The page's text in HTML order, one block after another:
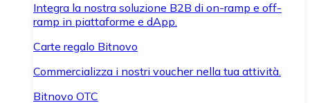
Integra la nostra soluzione B2B di on-ramp e off-
ramp in piattaforme e dApp.
Carte regalo Bitnovo
Commercializza i nostri voucher nella tua attività.
Bitnovo OTC